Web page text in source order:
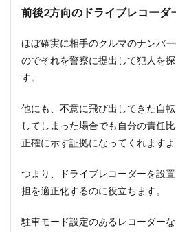
前後2方向のドライブレコーダ
ほぼ確実に相手のクルマのナンバ
のでそれを警察に提出して犯人を
す。
他にも、不意に飛び出してきた自
してしまった場合でも自分の責任
正確に示す証拠になってくれますよ
つまり、ドライブレコーダーを設
担を適正化するのに役立ちます。
駐車モード設定のあるレコーダー